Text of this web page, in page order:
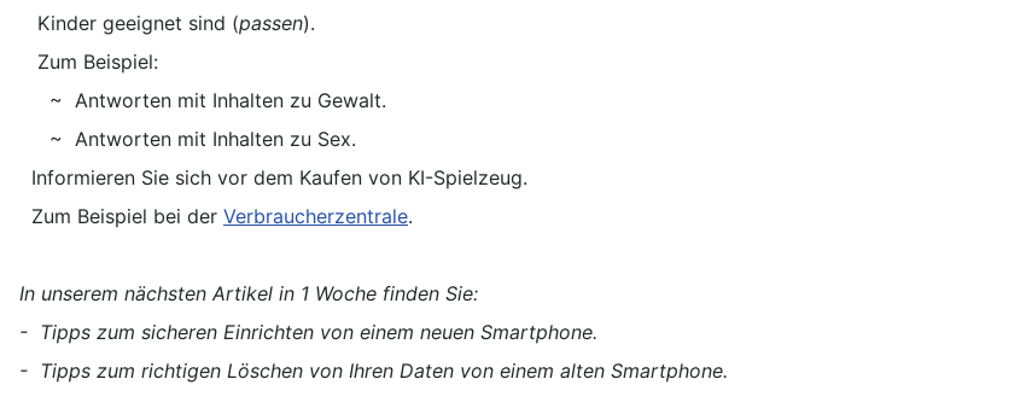
Kinder geeignet sind (passen).
Zum Beispiel:
~ Antworten mit Inhalten zu Gewalt.
~ Antworten mit Inhalten zu Sex.
Informieren Sie sich vor dem Kaufen von KI-Spielzeug.
Zum Beispiel bei der Verbraucherzentrale.
In unserem nächsten Artikel in 1 Woche finden Sie:
- Tipps zum sicheren Einrichten von einem neuen Smartphone.
- Tipps zum richtigen Löschen von Ihren Daten von einem alten Smartphone.